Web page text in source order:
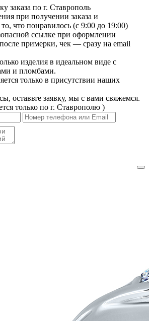
заказа по г. Ставрополь
при получении заказа и
что понравилось (с 9:00 до 19:00)
ссылке при оформлении
примерки, чек — сразу на email
изделия в идеальном виде с
и пломбами.
только в присутствии наших
оставьте заявку, мы с вами свяжемся.
только по г. Ставрополю )